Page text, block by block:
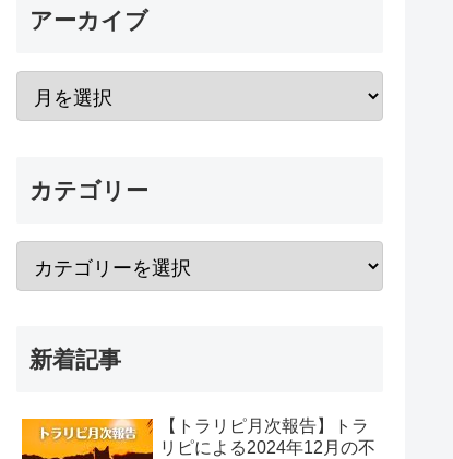
アーカイブ
カテゴリー
新着記事
【トラリピ月次報告】トラ
リピによる2024年12月の不